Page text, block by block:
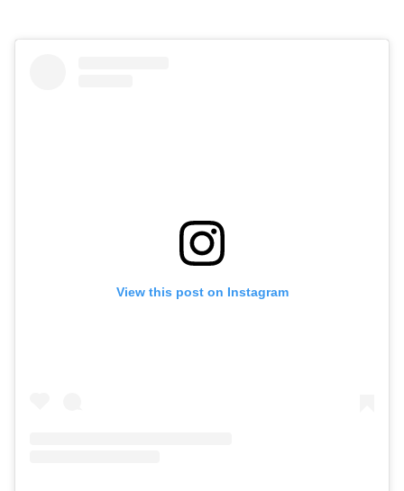
View this post on Instagram